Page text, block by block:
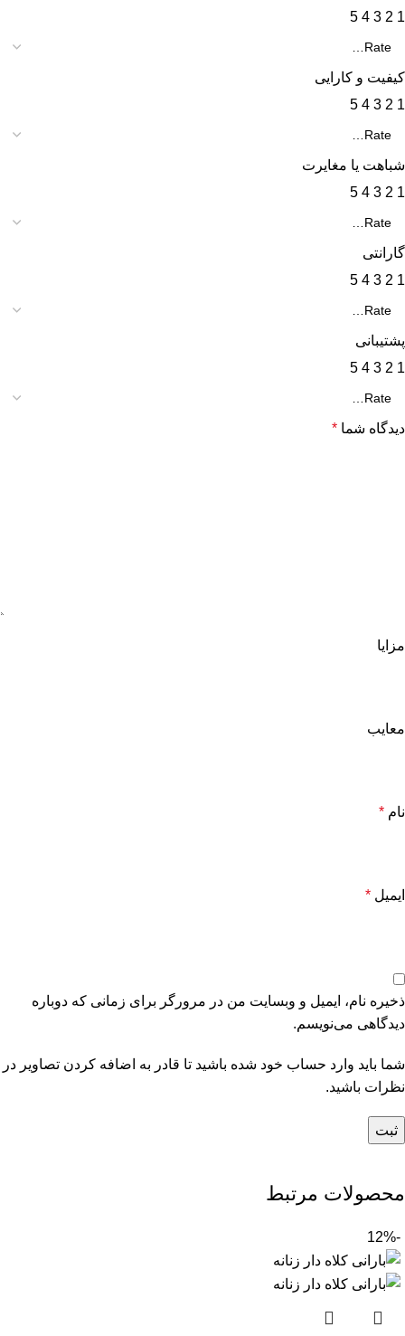
1
2
3
4
5
کیفیت و کارایی
1
2
3
4
5
شباهت یا مغایرت
1
2
3
4
5
گارانتی
1
2
3
4
5
پشتیبانی
1
2
3
4
5
دیدگاه شما *
مزایا
معایب
نام *
ایمیل *
ذخیره نام، ایمیل و وبسایت من در مرورگر برای زمانی که دوباره
دیدگاهی می‌نویسم.
شما باید وارد حساب خود شده باشید تا قادر به اضافه کردن تصاویر در
نظرات باشید.
محصولات مرتبط
-12%